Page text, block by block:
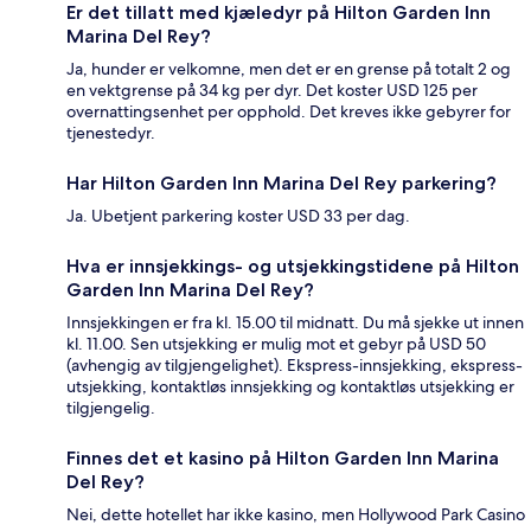
Er det tillatt med kjæledyr på Hilton Garden Inn
Marina Del Rey?
Ja, hunder er velkomne, men det er en grense på totalt 2 og
en vektgrense på 34 kg per dyr. Det koster USD 125 per
overnattingsenhet per opphold. Det kreves ikke gebyrer for
tjenestedyr.
Har Hilton Garden Inn Marina Del Rey parkering?
Ja. Ubetjent parkering koster USD 33 per dag.
Hva er innsjekkings- og utsjekkingstidene på Hilton
Garden Inn Marina Del Rey?
Innsjekkingen er fra kl. 15.00 til midnatt. Du må sjekke ut innen
kl. 11.00. Sen utsjekking er mulig mot et gebyr på USD 50
(avhengig av tilgjengelighet). Ekspress-innsjekking, ekspress-
utsjekking, kontaktløs innsjekking og kontaktløs utsjekking er
tilgjengelig.
Finnes det et kasino på Hilton Garden Inn Marina
Del Rey?
Nei, dette hotellet har ikke kasino, men Hollywood Park Casino